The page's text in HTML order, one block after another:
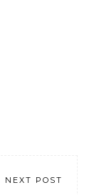
NEXT POST